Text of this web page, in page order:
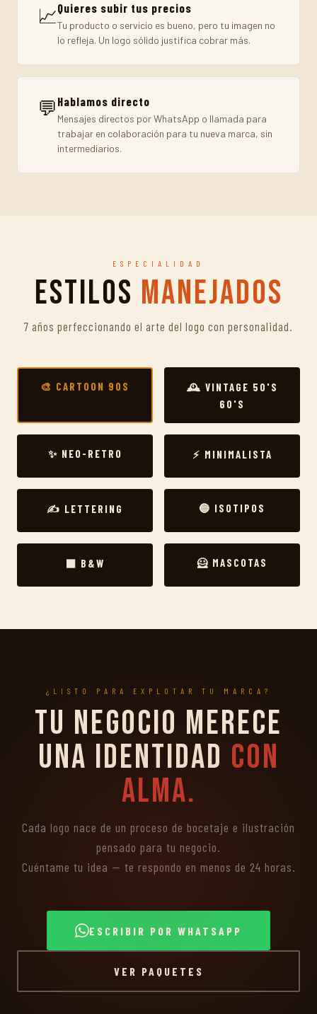
📈Quieres subir tus precios
Tu producto o servicio es bueno, pero tu imagen no
lo refleja. Un logo sólido justifica cobrar más.
💬 Hablamos directo
Mensajes directos por WhatsApp o llamada para
trabajar en colaboración para tu nueva marca, sin
intermediarios.
ESPECIALIDAD
Estilos Manejados
7 años perfeccionando el arte del logo con personalidad.
🎨 CARTOON 90S
🕰️ VINTAGE 50'S
60'S
✨ NEO-RETRO ⚡ MINIMALISTA
✍️ LETTERING 🔵 ISOTIPOS
⬛ B&W 🦸 MASCOTAS
¿LISTO PARA EXPLOTAR TU MARCA?
Tu negocio merece
una identidad con
alma.
Cada logo nace de un proceso de bocetaje e ilustración
pensado para tu negocio.
Cuéntame tu idea — te respondo en menos de 24 horas.
ESCRIBIR POR WHATSAPP
VER PAQUETES